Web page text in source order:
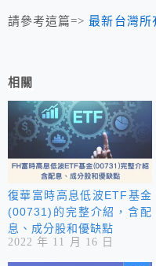
請參考這篇=>最新台灣所
相關
復華富時高息低波ETF基金
(00731)的完整介紹，含配
息、成分股和優缺點
2022 年 11 月 16 日